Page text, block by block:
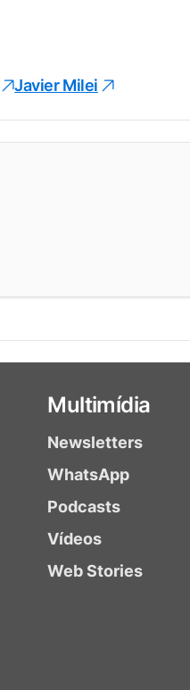
Javier Milei
Multimídia
Newsletters
WhatsApp
Podcasts
Vídeos
Web Stories